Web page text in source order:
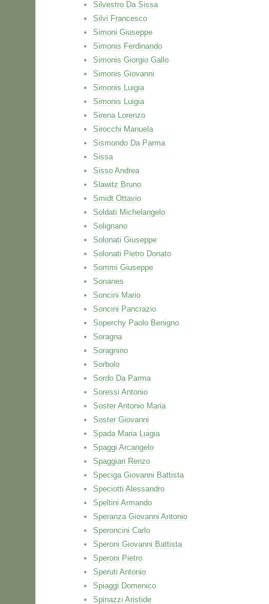
Silvestro Da Sissa
Silvi Francesco
Simoni Giuseppe
Simonis Ferdinando
Simonis Giorgio Gallo
Simonis Giovanni
Simonis Luigia
Simonis Luigia
Sirena Lorenzo
Sirocchi Manuela
Sismondo Da Parma
Sissa
Sisso Andrea
Slawitz Bruno
Smidt Ottavio
Soldati Michelangelo
Solignano
Solonati Giuseppe
Solonati Pietro Donato
Sommi Giuseppe
Sonanes
Soncini Mario
Soncini Pancrazio
Soperchy Paolo Benigno
Soragna
Soragnino
Sorbolo
Sordo Da Parma
Soressi Antonio
Soster Antonio Maria
Soster Giovanni
Spada Maria Luigia
Spaggi Arcangelo
Spaggiari Renzo
Speciga Giovanni Battista
Speciotti Alessandro
Speltini Armando
Speranza Giovanni Antonio
Speroncini Carlo
Speroni Giovanni Battista
Speroni Pietro
Speruti Antonio
Spiaggi Domenico
Spinazzi Aristide